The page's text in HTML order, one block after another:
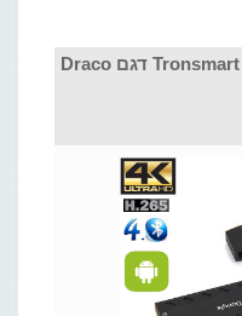
סטרימר אלחוטי אנדרואיד Tronsmart 4K דגם Draco